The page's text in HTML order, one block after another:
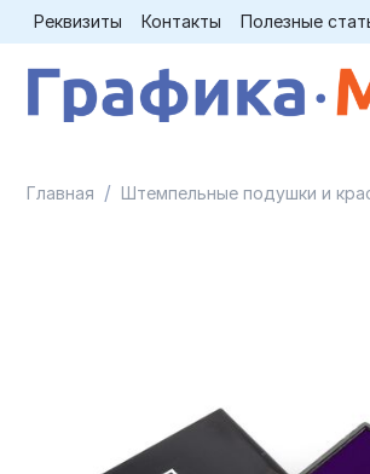
Реквизиты Контакты Полезные
Главная / Штемпельные подушки и